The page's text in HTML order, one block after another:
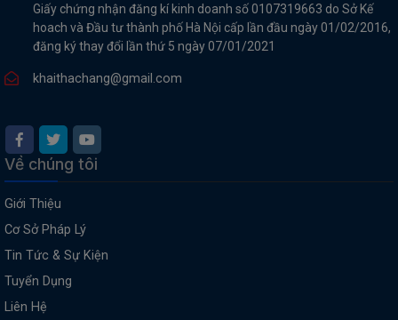
Giấy chứng nhận đăng kí kinh doanh số 0107319663 do Sở Kế
hoach và Đầu tư thành phố Hà Nội cấp lần đầu ngày 01/02/2016,
đăng ký thay đổi lần thứ 5 ngày 07/01/2021
khaithachang@gmail.com
Về chúng tôi
Giới Thiệu
Cơ Sở Pháp Lý
Tin Tức & Sự Kiện
Tuyển Dụng
Liên Hệ